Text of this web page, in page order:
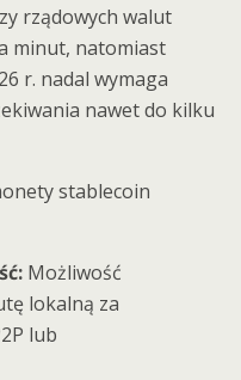
rządowych walut
minut, natomiast
r. nadal wymaga
nawet do kilku
stablecoin
Możliwość
lokalną za
lub